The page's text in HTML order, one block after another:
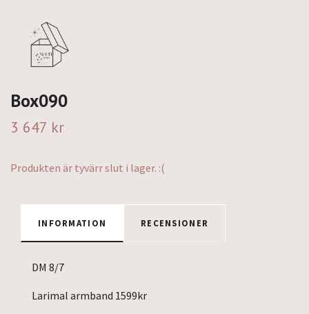
Box090
3 647 kr
Produkten är tyvärr slut i lager. :(
INFORMATION RECENSIONER
DM 8/7
Larimal armband 1599kr